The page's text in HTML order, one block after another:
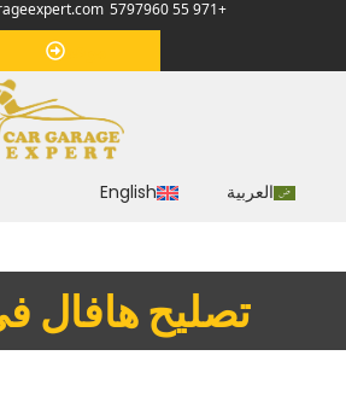
+971 55 5797960
‏موعد‏
العربية English
‏تصليح هافال